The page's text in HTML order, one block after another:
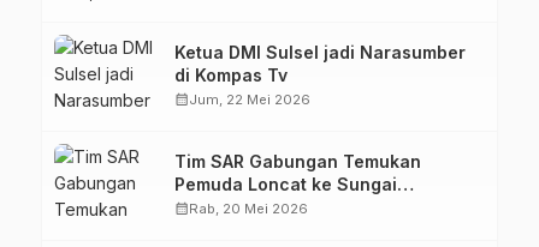
Ketua DMI Sulsel jadi Narasumber
di Kompas Tv
calendar_monthJum, 22 Mei 2026
Tim SAR Gabungan Temukan
Pemuda Loncat ke Sungai
Pampang Makassar
calendar_monthRab, 20 Mei 2026